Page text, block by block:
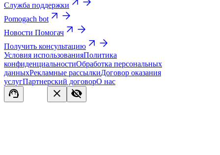
Служба поддержки
Pomogach bot
Новости Помогач
Получить консультацию
Условия использованияПолитика
конфиденциальностиОбработка персональных
данныхРекламные рассылкиДоговор оказания
услугПартнерский договорО нас